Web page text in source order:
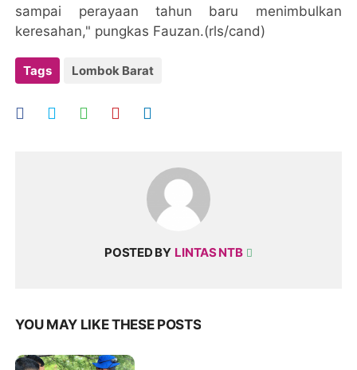
sampai perayaan tahun baru menimbulkan
keresahan," pungkas Fauzan.(rls/cand)
Tags Lombok Barat
POSTED BY LINTAS NTB
YOU MAY LIKE THESE POSTS